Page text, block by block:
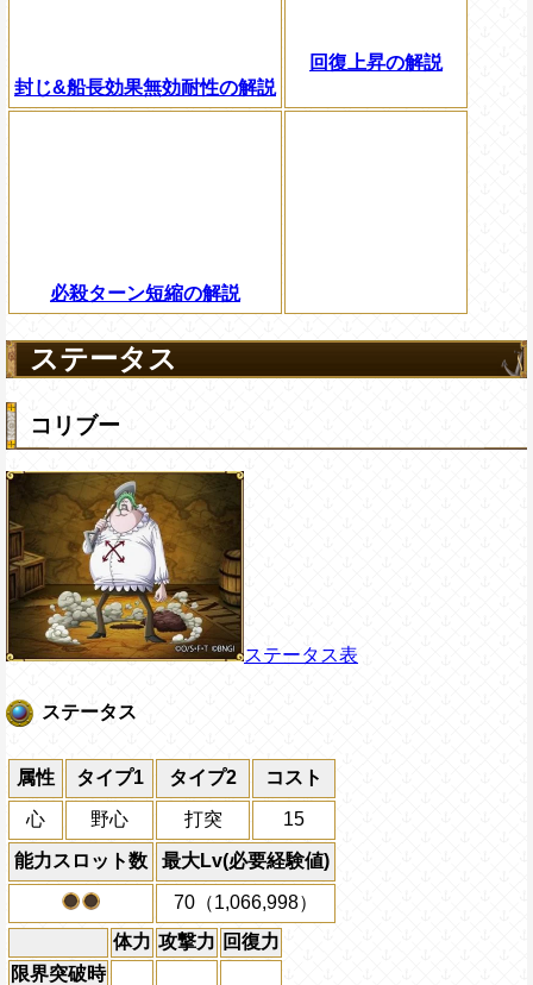
封じ&船長効果無効耐性の解説
回復上昇の解説
必殺ターン短縮の解説
ステータス
コリブー
ステータス表
ステータス
属性 タイプ1 タイプ2 コスト
心 野心 打突 15
能力スロット数 最大Lv(必要経験値)
70（1,066,998）
体力 攻撃力 回復力
限界突破時